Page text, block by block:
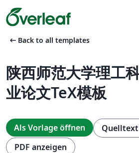
arrow_left_alt Back to all templates
陕西师范大学理工
业论文TeX模板
Als Vorlage öffnen
PDF anzeigen